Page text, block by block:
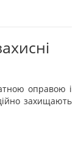
оправою і
захищають